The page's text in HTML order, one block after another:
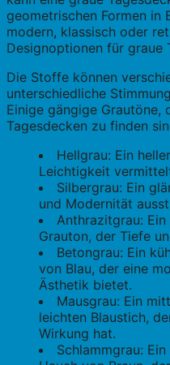
geometrischen Formen in
modern, klassisch oder
Designoptionen für graue
Die Stoffe können
unterschiedliche
Einige gängige Grautöne,
Tagesdecken zu finden
Hellgrau: Ein
Leichtigkeit
Silbergrau: Ein
und Modernität
Anthrazitgrau:
Grauton, der Tiefe
Betongrau: Ein
von Blau, der eine
Ästhetik bietet.
Mausgrau: Ein
leichten Blaustich,
Wirkung hat.
Schlammgrau: